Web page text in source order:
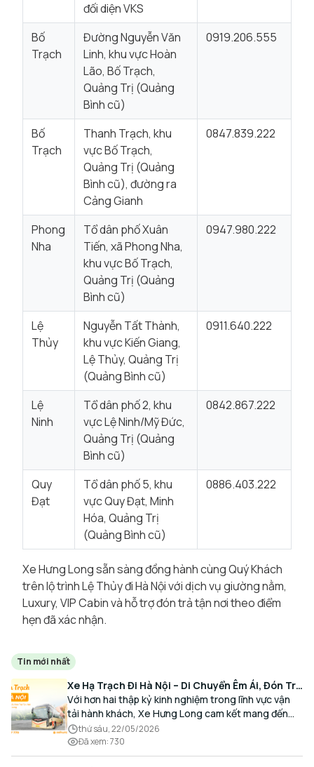
đối diện VKS
Bố
Trạch
Đường Nguyễn Văn
Linh, khu vực Hoàn
Lão, Bố Trạch,
Quảng Trị (Quảng
Bình cũ)
0919.206.555
Bố
Trạch
Thanh Trạch, khu
vực Bố Trạch,
Quảng Trị (Quảng
Bình cũ), đường ra
Cảng Gianh
0847.839.222
Phong
Nha
Tổ dân phố Xuân
Tiến, xã Phong Nha,
khu vực Bố Trạch,
Quảng Trị (Quảng
Bình cũ)
0947.980.222
Lệ
Thủy
Nguyễn Tất Thành,
khu vực Kiến Giang,
Lệ Thủy, Quảng Trị
(Quảng Bình cũ)
0911.640.222
Lệ
Ninh
Tổ dân phố 2, khu
vực Lệ Ninh/Mỹ Đức,
Quảng Trị (Quảng
Bình cũ)
0842.867.222
Quy
Đạt
Tổ dân phố 5, khu
vực Quy Đạt, Minh
Hóa, Quảng Trị
(Quảng Bình cũ)
0886.403.222
Xe Hưng Long sẵn sàng đồng hành cùng Quý Khách
trên lộ trình Lệ Thủy đi Hà Nội với dịch vụ giường nằm,
Luxury, VIP Cabin và hỗ trợ đón trả tận nơi theo điểm
hẹn đã xác nhận.
Tin mới nhất
Xe Hạ Trạch Đi Hà Nội – Di Chuyển Êm Ái, Đón Trả
Tận Nơi Cùng Xe Hưng Long
Với hơn hai thập kỷ kinh nghiệm trong lĩnh vực vận
tải hành khách, Xe Hưng Long cam kết mang đến
cho Quý Khách một hành trình di chuyển trọn vẹn,
thoải mái và đúng giờ.
thứ sáu, 22/05/2026
Đã xem:730